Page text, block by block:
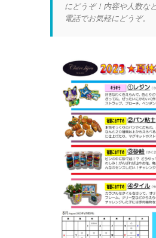
にどうぞ！内容や人数な
電話でお気軽にどうぞ。